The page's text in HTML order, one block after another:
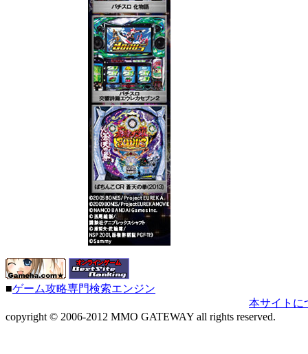
■ゲーム攻略専門検索エンジン
本サイトに
copyright © 2006-2012 MMO GATEWAY all rights reserved.